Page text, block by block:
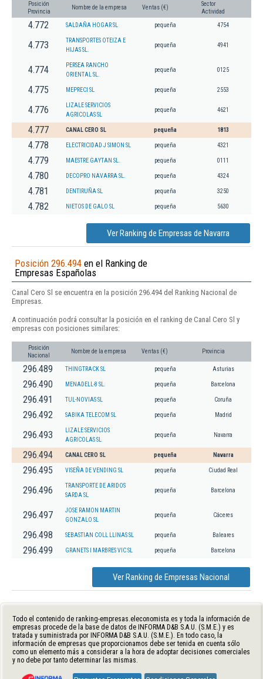
Posición
Provincia
Nombre de la empresa Ventas (€)
Sector
Actividad
4.772 SALDAÑA HOGAR SL pequeña 4754
4.773
TRANSPORTES OTEIZA E
HIJAS SL.
pequeña 4941
4.774
PERSEA RANCHO
ORIENTAL SL.
pequeña 0125
4.775 MEPRECI SL pequeña 2553
4.776
LIZALE SERVICIOS
AGRICOLAS SL
pequeña 4621
4.777 CANAL CERO SL pequeña 1813
4.778 ELECTRICIDAD J SIMON SL pequeña 4321
4.779 MAESTRE GAYTAN SL. pequeña 0111
4.780 DECOPRO NAVARRA SL. pequeña 4324
4.781 DENTIRUÑA SL pequeña 3250
4.782 NIETOS DE GALO SL pequeña 5630
Ver Ranking de Empresas de Navarra
Posición 296.494 en el Ranking de
Empresas Españolas
Canal Cero Sl se encuentra en la posición 296.494 del Ranking Nacional de
Empresas.
A continuación podrá consultar la posición en el ranking de Canal Cero Sl y
empresas con posiciones similares:
Posición
Nacional
Nombre de la empresa Ventas (€) Provincia
296.489 THINGTRACK SL pequeña Asturias
296.490 MENADELL-8 SL. pequeña Barcelona
296.491 TUL-NOVIAS SL pequeña Coruña
296.492 SABIKA TELECOM SL pequeña Madrid
296.493
LIZALE SERVICIOS
AGRICOLAS SL
pequeña Navarra
296.494 CANAL CERO SL pequeña Navarra
296.495 VISEÑA DE VENDING SL pequeña Ciudad Real
296.496
TRANSPORTE DE ARIDOS
SARDA SL
pequeña Barcelona
296.497
JOSE RAMON MARTIN
GONZALO SL
pequeña Cáceres
296.498 SEBASTIAN COLL LLINAS SL pequeña Baleares
296.499 GRANETS I MARBRES VIC SL pequeña Barcelona
Ver Ranking de Empresas Nacional
Todo el contenido de ranking-empresas.eleconomista.es y toda la información de
empresas procede de la base de datos de INFORMA D&B S.A.U. (S.M.E.) y es
tratada y suministrada por INFORMA D&B S.A.U. (S.M.E.). En todo caso, la
información de empresas que proporcionamos debe ser tenida en cuenta sólo
como un elemento más a considerar a la hora de adoptar decisiones comerciales
y no debe por tanto determinar las mismas.